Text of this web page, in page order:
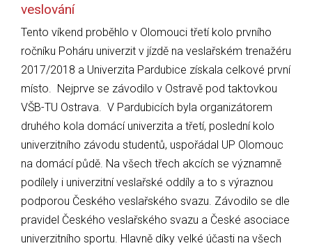
veslování
Tento víkend proběhlo v Olomouci třetí kolo prvního
ročníku Poháru univerzit v jízdě na veslařském trenažéru
2017/2018 a Univerzita Pardubice získala celkové první
místo. Nejprve se závodilo v Ostravě pod taktovkou
VŠB-TU Ostrava. V Pardubicích byla organizátorem
druhého kola domácí univerzita a třetí, poslední kolo
univerzitního závodu studentů, uspořádal UP Olomouc
na domácí půdě. Na všech třech akcích se významně
podílely i univerzitní veslařské oddíly a to s výraznou
podporou Českého veslařského svazu. Závodilo se dle
pravidel Českého veslařského svazu a České asociace
univerzitního sportu. Hlavně díky velké účasti na všech